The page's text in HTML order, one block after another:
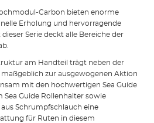
Carbon bieten enorme
Erholung und hervorragende
Serie deckt alle Bereiche der
am Handteil trägt neben der
zur ausgewogenen Aktion
mit den hochwertigen Sea Guide
Sea Guide Rollenhalter sowie
Schrumpfschlauch eine
für Ruten in diesem